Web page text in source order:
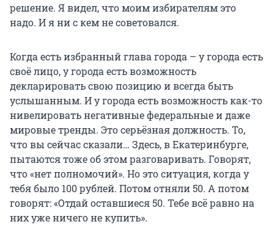
решение. Я видел, что моим избирателям это
надо. И я ни с кем не советовался.
Когда есть избранный глава города – у города есть
своё лицо, у города есть возможность
декларировать свою позицию и всегда быть
услышанным. И у города есть возможность как-то
нивелировать негативные федеральные и даже
мировые тренды. Это серьёзная должность. То,
что вы сейчас сказали… Здесь, в Екатеринбурге,
пытаются тоже об этом разговаривать. Говорят,
что «нет полномочий». Но это ситуация, когда у
тебя было 100 рублей. Потом отняли 50. А потом
говорят: «Отдай оставшиеся 50. Тебе всё равно на
них уже ничего не купить».